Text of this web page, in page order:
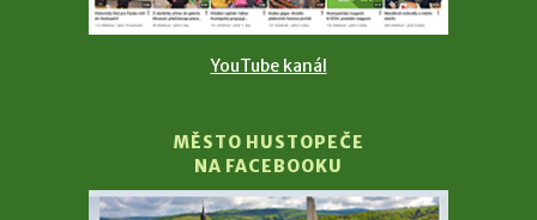
YouTube kanál
MĚSTO HUSTOPEČE
NA FACEBOOKU